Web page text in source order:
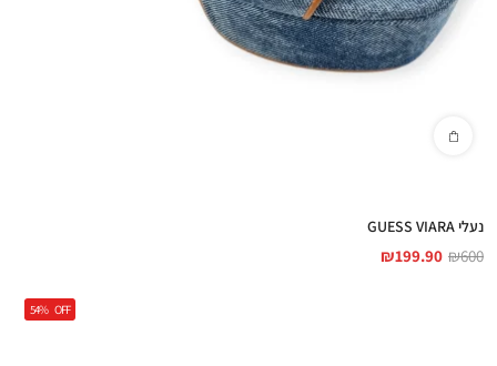
נעלי GUESS VIARA
₪600
₪199.90
54% OFF